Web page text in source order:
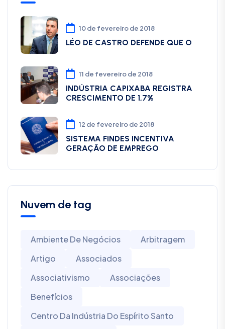
10 de fevereiro de 2018
LÉO DE CASTRO DEFENDE QUE O
11 de fevereiro de 2018
INDÚSTRIA CAPIXABA REGISTRA
CRESCIMENTO DE 1,7%
12 de fevereiro de 2018
SISTEMA FINDES INCENTIVA
GERAÇÃO DE EMPREGO
Nuvem de tag
Ambiente De Negócios
Arbitragem
Artigo
Associados
Associativismo
Associações
Benefícios
Centro Da Indústria Do Espírito Santo